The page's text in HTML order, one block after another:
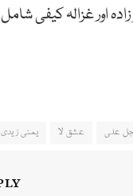
اور غزالہ کیفی
علی عشق لا یمنی زیدی